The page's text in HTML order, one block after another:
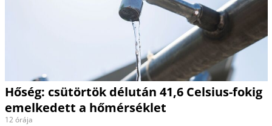
Hőség: csütörtök délután 41,6 Celsius-fokig
emelkedett a hőmérséklet
12 órája